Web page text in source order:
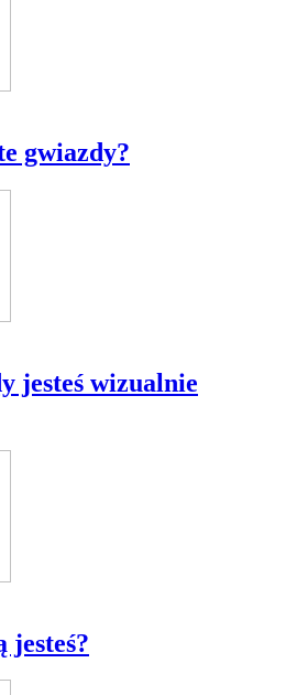
gwiazdy?
jesteś wizualnie